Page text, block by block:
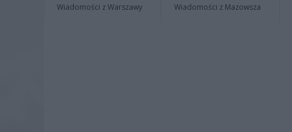
Wiadomości z Warszawy Wiadomości z Mazowsza